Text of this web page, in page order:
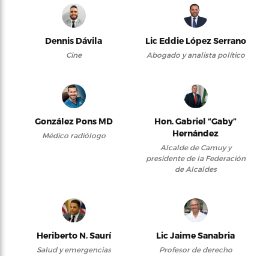
Dennis Dávila
Cine
Lic Eddie López Serrano
Abogado y analista político
González Pons MD
Médico radiólogo
Hon. Gabriel “Gaby”
Hernández
Alcalde de Camuy y
presidente de la Federación
de Alcaldes
Heriberto N. Saurí
Salud y emergencias
Lic Jaime Sanabria
Profesor de derecho